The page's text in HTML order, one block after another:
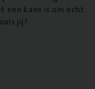
een kans is om écht
jij?